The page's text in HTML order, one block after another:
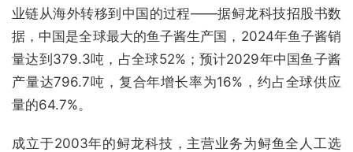
业链从海外转移到中国的过程——据鲟龙科技招股书数
据，中国是全球最大的鱼子酱生产国，2024年鱼子酱销
量达到379.3吨，占全球52%；预计2029年中国鱼子酱
产量达796.7吨，复合年增长率为16%，约占全球供应
量的64.7%。
成立于2003年的鲟龙科技，主营业务为鲟鱼全人工选